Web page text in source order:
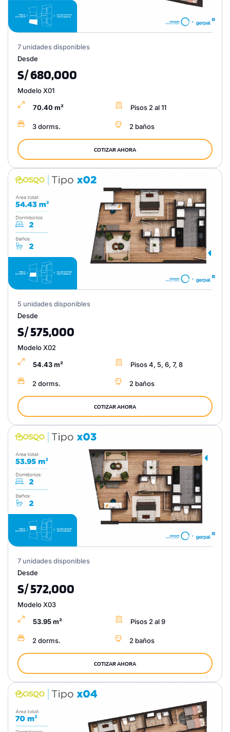
7 unidades disponibles
Desde
S/ 680,000
Modelo X01
70.40 m² Pisos 2 al 11
3 dorms. 2 baños
COTIZAR AHORA
5 unidades disponibles
Desde
S/ 575,000
Modelo X02
54.43 m² Pisos 4, 5, 6, 7, 8
2 dorms. 2 baños
COTIZAR AHORA
7 unidades disponibles
Desde
S/ 572,000
Modelo X03
53.95 m² Pisos 2 al 9
2 dorms. 2 baños
COTIZAR AHORA